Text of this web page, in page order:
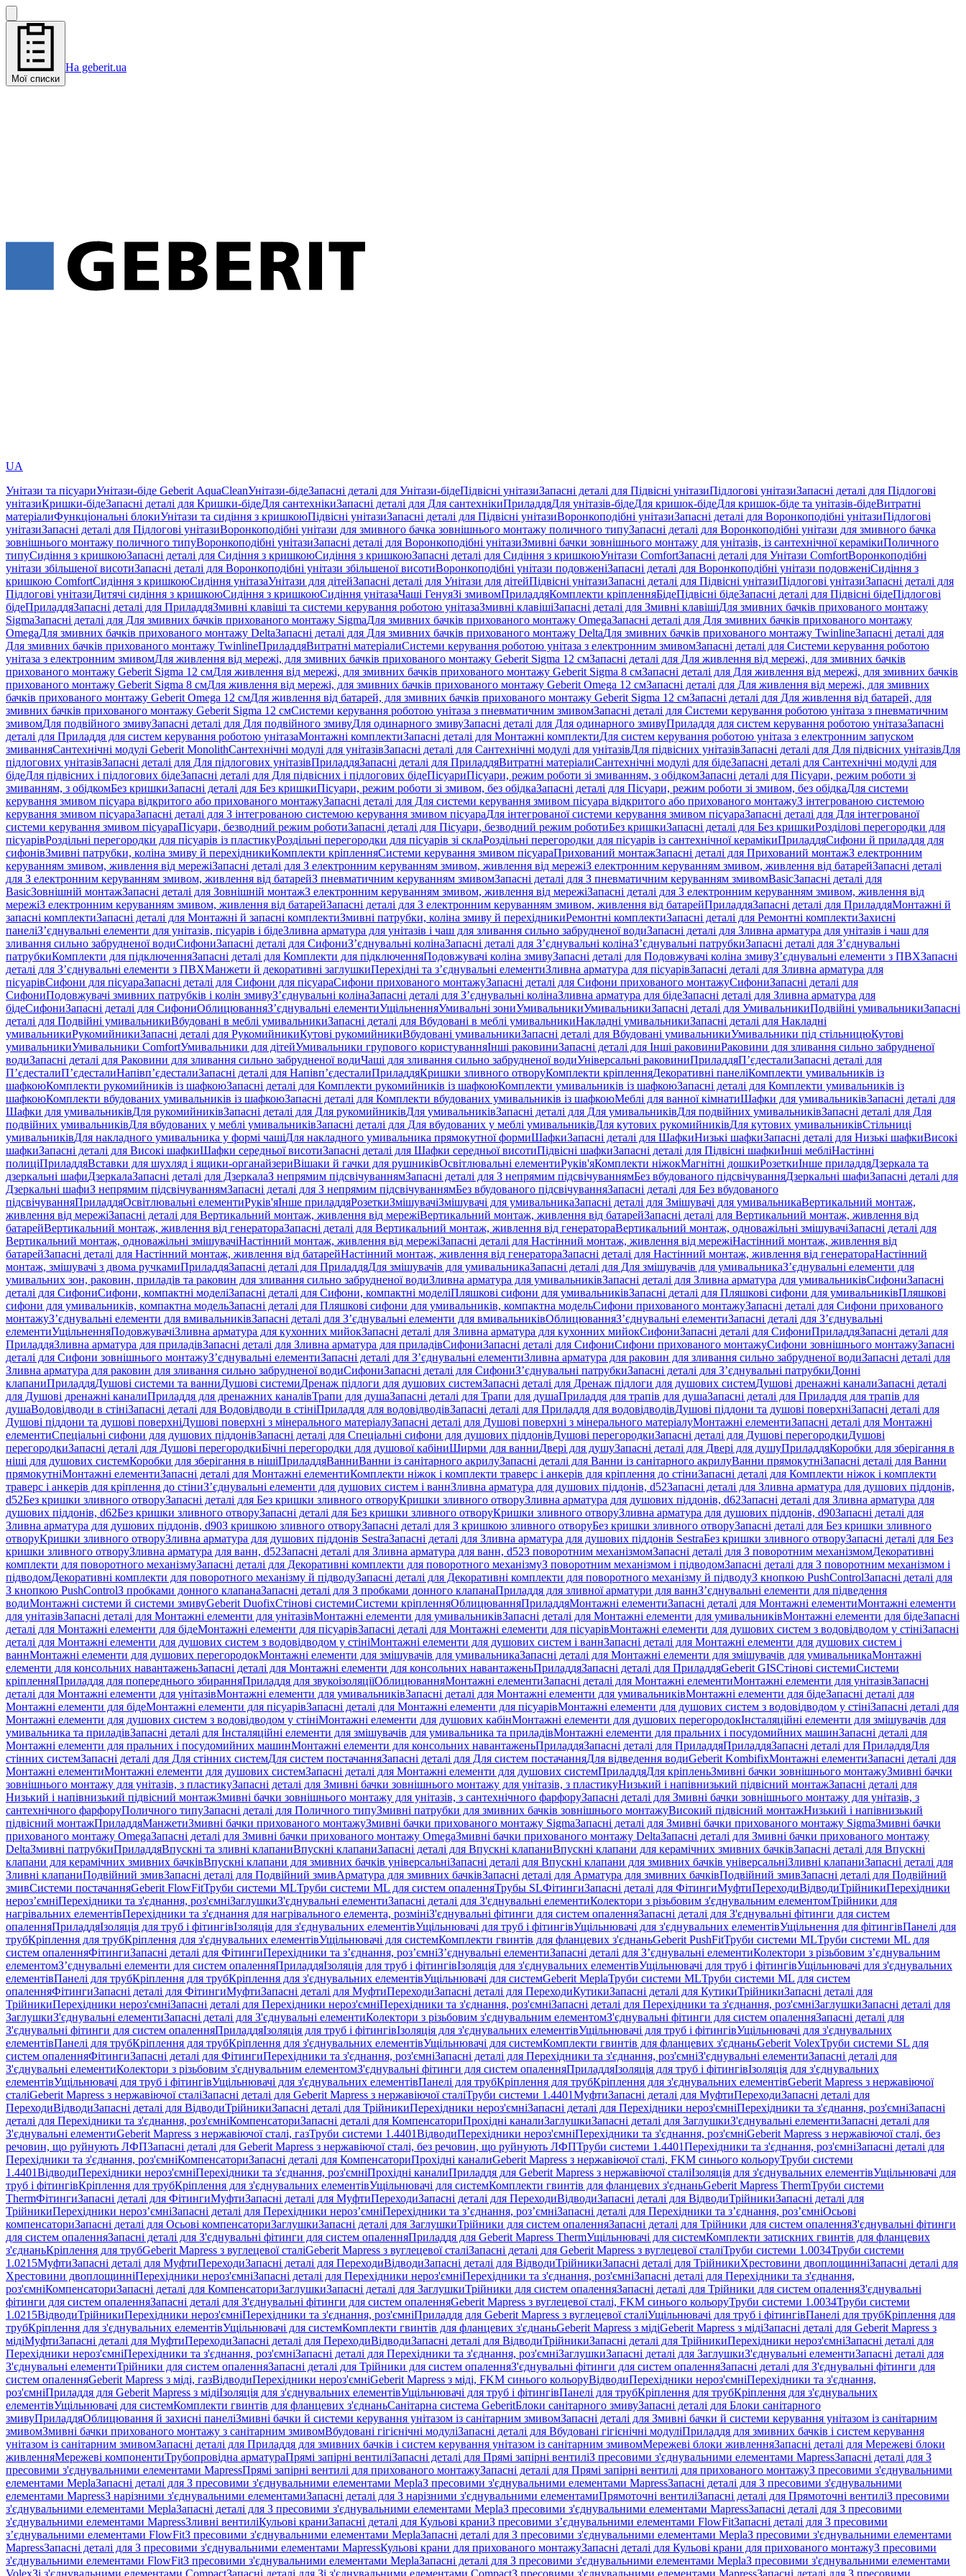
Мої списки
На geberit.ua
UA
Унітази та пісуариУнітази-біде Geberit AquaCleanУнітази-бідеЗапасні деталі для Унітази-бідеПідвісні унітазиЗапасні деталі для Підвісні унітазиПідлогові унітазиЗапасні деталі для Підлогові
унітазиКришки-бідеЗапасні деталі для Кришки-бідеДля сантехнікиЗапасні деталі для Для сантехнікиПриладдяДля унітазів-бідеДля кришок-бідеДля кришок-біде та унітазів-бідеВитратні
матеріалиФункціональні блокиУнітази та сидіння з кришкоюПідвісні унітазиЗапасні деталі для Підвісні унітазиВоронкоподібні унітазиЗапасні деталі для Воронкоподібні унітазиПідлогові
унітазиЗапасні деталі для Підлогові унітазиВоронкоподібні унітази для змивного бачка зовнішнього монтажу поличного типуЗапасні деталі для Воронкоподібні унітази для змивного бачка
зовнішнього монтажу поличного типуВоронкоподібні унітазиЗапасні деталі для Воронкоподібні унітазиЗмивні бачки зовнішнього монтажу для унітазів, із сантехнічної керамікиПоличного
типуСидіння з кришкоюЗапасні деталі для Сидіння з кришкоюСидіння з кришкоюЗапасні деталі для Сидіння з кришкоюУнітази ComfortЗапасні деталі для Унітази ComfortВоронкоподібні
унітази збільшеної висотиЗапасні деталі для Воронкоподібні унітази збільшеної висотиВоронкоподібні унітази подовженіЗапасні деталі для Воронкоподібні унітази подовженіСидіння з
кришкою ComfortСидіння з кришкоюСидіння унітазаУнітази для дітейЗапасні деталі для Унітази для дітейПідвісні унітазиЗапасні деталі для Підвісні унітазиПідлогові унітазиЗапасні деталі для
Підлогові унітазиДитячі сидіння з кришкоюСидіння з кришкоюСидіння унітазаЧаші ГенуяЗі змивомПриладдяКомплекти кріпленняБідеПідвісні бідеЗапасні деталі для Підвісні бідеПідлогові
бідеПриладдяЗапасні деталі для ПриладдяЗмивні клавіші та системи керування роботою унітазаЗмивні клавішіЗапасні деталі для Змивні клавішіДля змивних бачків прихованого монтажу
SigmaЗапасні деталі для Для змивних бачків прихованого монтажу SigmaДля змивних бачків прихованого монтажу OmegaЗапасні деталі для Для змивних бачків прихованого монтажу
OmegaДля змивних бачків прихованого монтажу DeltaЗапасні деталі для Для змивних бачків прихованого монтажу DeltaДля змивних бачків прихованого монтажу TwinlineЗапасні деталі для
Для змивних бачків прихованого монтажу TwinlineПриладдяВитратні матеріалиСистеми керування роботою унітаза з електронним змивомЗапасні деталі для Системи керування роботою
унітаза з електронним змивомДля живлення від мережі, для змивних бачків прихованого монтажу Geberit Sigma 12 смЗапасні деталі для Для живлення від мережі, для змивних бачків
прихованого монтажу Geberit Sigma 12 смДля живлення від мережі, для змивних бачків прихованого монтажу Geberit Sigma 8 смЗапасні деталі для Для живлення від мережі, для змивних бачків
прихованого монтажу Geberit Sigma 8 смДля живлення від мережі, для змивних бачків прихованого монтажу Geberit Omega 12 смЗапасні деталі для Для живлення від мережі, для змивних
бачків прихованого монтажу Geberit Omega 12 смДля живлення від батарей, для змивних бачків прихованого монтажу Geberit Sigma 12 смЗапасні деталі для Для живлення від батарей, для
змивних бачків прихованого монтажу Geberit Sigma 12 смСистеми керування роботою унітаза з пневматичним змивомЗапасні деталі для Системи керування роботою унітаза з пневматичним
змивомДля подвійного змивуЗапасні деталі для Для подвійного змивуДля одинарного змивуЗапасні деталі для Для одинарного змивуПриладдя для систем керування роботою унітазаЗапасні
деталі для Приладдя для систем керування роботою унітазаМонтажні комплектиЗапасні деталі для Монтажні комплектиДля систем керування роботою унітаза з електронним запуском
змиванняСантехнічні модулі Geberit MonolithСантехнічні модулі для унітазівЗапасні деталі для Сантехнічні модулі для унітазівДля підвісних унітазівЗапасні деталі для Для підвісних унітазівДля
підлогових унітазівЗапасні деталі для Для підлогових унітазівПриладдяЗапасні деталі для ПриладдяВитратні матеріалиСантехнічні модулі для бідеЗапасні деталі для Сантехнічні модулі для
бідеДля підвісних і підлогових бідеЗапасні деталі для Для підвісних і підлогових бідеПісуариПісуари, режим роботи зі змиванням, з обідкомЗапасні деталі для Пісуари, режим роботи зі
змиванням, з обідкомБез кришкиЗапасні деталі для Без кришкиПісуари, режим роботи зі змивом, без обідкаЗапасні деталі для Пісуари, режим роботи зі змивом, без обідкаДля системи
керування змивом пісуара відкритого або прихованого монтажуЗапасні деталі для Для системи керування змивом пісуара відкритого або прихованого монтажуЗ інтегрованою системою
керування змивом пісуараЗапасні деталі для З інтегрованою системою керування змивом пісуараДля інтегрованої системи керування змивом пісуараЗапасні деталі для Для інтегрованої
системи керування змивом пісуараПісуари, безводний режим роботиЗапасні деталі для Пісуари, безводний режим роботиБез кришкиЗапасні деталі для Без кришкиРозділові перегородки для
пісуарівРоздільні перегородки для пісуарів із пластикуРоздільні перегородки для пісуарів зі склаРоздільні перегородки для пісуарів із сантехнічної керамікиПриладдяСифони й приладдя для
сифонівЗмивні патрубки, коліна змиву й перехідникиКомплекти кріпленняСистеми керування змивом пісуараПрихований монтажЗапасні деталі для Прихований монтажЗ електронним
керуванням змивом, живлення від мережіЗапасні деталі для З електронним керуванням змивом, живлення від мережіЗ електронним керуванням змивом, живлення від батарейЗапасні деталі
для З електронним керуванням змивом, живлення від батарейЗ пневматичним керуванням змивомЗапасні деталі для З пневматичним керуванням змивомBasicЗапасні деталі для
BasicЗовнішній монтажЗапасні деталі для Зовнішній монтажЗ електронним керуванням змивом, живлення від мережіЗапасні деталі для З електронним керуванням змивом, живлення від
мережіЗ електронним керуванням змивом, живлення від батарейЗапасні деталі для З електронним керуванням змивом, живлення від батарейПриладдяЗапасні деталі для ПриладдяМонтажні й
запасні комплектиЗапасні деталі для Монтажні й запасні комплектиЗмивні патрубки, коліна змиву й перехідникиРемонтні комплектиЗапасні деталі для Ремонтні комплектиЗахисні
панеліЗ’єднувальні елементи для унітазів, пісуарів і бідеЗливна арматура для унітазів і чаш для зливання сильно забрудненої водиЗапасні деталі для Зливна арматура для унітазів і чаш для
зливання сильно забрудненої водиСифониЗапасні деталі для СифониЗ’єднувальні колінаЗапасні деталі для З’єднувальні колінаЗ’єднувальні патрубкиЗапасні деталі для З’єднувальні
патрубкиКомплекти для підключенняЗапасні деталі для Комплекти для підключенняПодовжувачі коліна змивуЗапасні деталі для Подовжувачі коліна змивуЗ’єднувальні елементи з ПВХЗапасні
деталі для З’єднувальні елементи з ПВХМанжети й декоративні заглушкиПерехідні та з’єднувальні елементиЗливна арматура для пісуарівЗапасні деталі для Зливна арматура для
пісуарівСифони для пісуараЗапасні деталі для Сифони для пісуараСифони прихованого монтажуЗапасні деталі для Сифони прихованого монтажуСифониЗапасні деталі для
СифониПодовжувачі змивних патрубків і колін змивуЗ’єднувальні колінаЗапасні деталі для З’єднувальні колінаЗливна арматура для бідеЗапасні деталі для Зливна арматура для
бідеСифониЗапасні деталі для СифониОблицюванняЗ’єднувальні елементиУщільненняУмивальні зониУмивальникиУмивальникиЗапасні деталі для УмивальникиПодвійні умивальникиЗапасні
деталі для Подвійні умивальникиВбудовані в меблі умивальникиЗапасні деталі для Вбудовані в меблі умивальникиНакладні умивальникиЗапасні деталі для Накладні
умивальникиРукомийникиЗапасні деталі для РукомийникиКутові рукомийникиВбудовані умивальникиЗапасні деталі для Вбудовані умивальникиУмивальники під стільницюКутові
умивальникиУмивальники ComfortУмивальники для дітейУмивальники групового користуванняІнші раковиниЗапасні деталі для Інші раковиниРаковини для зливання сильно забрудненої
водиЗапасні деталі для Раковини для зливання сильно забрудненої водиЧаші для зливання сильно забрудненої водиУніверсальні раковиниПриладдяП’єдесталиЗапасні деталі для
П’єдесталиП’єдесталиНапівп’єдесталиЗапасні деталі для Напівп’єдесталиПриладдяКришки зливного отворуКомплекти кріпленняДекоративні панеліКомплекти умивальників із
шафкоюКомплекти рукомийників із шафкоюЗапасні деталі для Комплекти рукомийників із шафкоюКомплекти умивальників із шафкоюЗапасні деталі для Комплекти умивальників із
шафкоюКомплекти вбудованих умивальників із шафкоюЗапасні деталі для Комплекти вбудованих умивальників із шафкоюМеблі для ванної кімнатиШафки для умивальниківЗапасні деталі для
Шафки для умивальниківДля рукомийниківЗапасні деталі для Для рукомийниківДля умивальниківЗапасні деталі для Для умивальниківДля подвійних умивальниківЗапасні деталі для Для
подвійних умивальниківДля вбудованих у меблі умивальниківЗапасні деталі для Для вбудованих у меблі умивальниківДля кутових рукомийниківДля кутових умивальниківСтільниці
умивальниківДля накладного умивальника у формі чашіДля накладного умивальника прямокутної формиШафкиЗапасні деталі для ШафкиНизькі шафкиЗапасні деталі для Низькі шафкиВисокі
шафкиЗапасні деталі для Високі шафкиШафки середньої висотиЗапасні деталі для Шафки середньої висотиПідвісні шафкиЗапасні деталі для Підвісні шафкиІнші мебліНастінні
полиціПриладдяВставки для шухляд і ящики-органайзериВішаки й гачки для рушниківОсвітлювальні елементиРуків'яКомплекти ніжокМагнітні дошкиРозеткиІнше приладдяДзеркала та
дзеркальні шафиДзеркалаЗапасні деталі для ДзеркалаЗ непрямим підсвічуваннямЗапасні деталі для З непрямим підсвічуваннямБез вбудованого підсвічуванняДзеркальні шафиЗапасні деталі для
Дзеркальні шафиЗ непрямим підсвічуваннямЗапасні деталі для З непрямим підсвічуваннямБез вбудованого підсвічуванняЗапасні деталі для Без вбудованого
підсвічуванняПриладдяОсвітлювальні елементиРуків'яІнше приладдяРозеткиЗмішувачіЗмішувачі для умивальникаЗапасні деталі для Змішувачі для умивальникаВертикальний монтаж,
живлення від мережіЗапасні деталі для Вертикальний монтаж, живлення від мережіВертикальний монтаж, живлення від батарейЗапасні деталі для Вертикальний монтаж, живлення від
батарейВертикальний монтаж, живлення від генератораЗапасні деталі для Вертикальний монтаж, живлення від генератораВертикальний монтаж, одноважільні змішувачіЗапасні деталі для
Вертикальний монтаж, одноважільні змішувачіНастінний монтаж, живлення від мережіЗапасні деталі для Настінний монтаж, живлення від мережіНастінний монтаж, живлення від
батарейЗапасні деталі для Настінний монтаж, живлення від батарейНастінний монтаж, живлення від генератораЗапасні деталі для Настінний монтаж, живлення від генератораНастінний
монтаж, змішувачі з двома ручкамиПриладдяЗапасні деталі для ПриладдяДля змішувачів для умивальникаЗапасні деталі для Для змішувачів для умивальникаЗ’єднувальні елементи для
умивальних зон, раковин, приладів та раковин для зливання сильно забрудненої водиЗливна арматура для умивальниківЗапасні деталі для Зливна арматура для умивальниківСифониЗапасні
деталі для СифониСифони, компактні моделіЗапасні деталі для Сифони, компактні моделіПляшкові сифони для умивальниківЗапасні деталі для Пляшкові сифони для умивальниківПляшкові
сифони для умивальників, компактна модельЗапасні деталі для Пляшкові сифони для умивальників, компактна модельСифони прихованого монтажуЗапасні деталі для Сифони прихованого
монтажуЗ’єднувальні елементи для вмивальниківЗапасні деталі для З’єднувальні елементи для вмивальниківОблицюванняЗ’єднувальні елементиЗапасні деталі для З’єднувальні
елементиУщільненняПодовжувачіЗливна арматура для кухонних мийокЗапасні деталі для Зливна арматура для кухонних мийокСифониЗапасні деталі для СифониПриладдяЗапасні деталі для
ПриладдяЗливна арматура для приладівЗапасні деталі для Зливна арматура для приладівСифониЗапасні деталі для СифониСифони прихованого монтажуСифони зовнішнього монтажуЗапасні
деталі для Сифони зовнішнього монтажуЗ’єднувальні елементиЗапасні деталі для З’єднувальні елементиЗливна арматура для раковин для зливання сильно забрудненої водиЗапасні деталі для
Зливна арматура для раковин для зливання сильно забрудненої водиСифониЗапасні деталі для СифониЗ’єднувальні патрубкиЗапасні деталі для З’єднувальні патрубкиДонні
клапаниПриладдяДушові системи та ванниДушові системиДренаж підлоги для душових системЗапасні деталі для Дренаж підлоги для душових системДушові дренажні каналиЗапасні деталі
для Душові дренажні каналиПриладдя для дренажних каналівТрапи для душаЗапасні деталі для Трапи для душаПриладдя для трапів для душаЗапасні деталі для Приладдя для трапів для
душаВодовідводи в стініЗапасні деталі для Водовідводи в стініПриладдя для водовідводівЗапасні деталі для Приладдя для водовідводівДушові піддони та душові поверхніЗапасні деталі для
Душові піддони та душові поверхніДушові поверхні з мінерального матеріалуЗапасні деталі для Душові поверхні з мінерального матеріалуМонтажні елементиЗапасні деталі для Монтажні
елементиСпеціальні сифони для душових піддонівЗапасні деталі для Спеціальні сифони для душових піддонівДушові перегородкиЗапасні деталі для Душові перегородкиДушові
перегородкиЗапасні деталі для Душові перегородкиБічні перегородки для душової кабіниШирми для ванниДвері для душуЗапасні деталі для Двері для душуПриладдяКоробки для зберігання в
ніші для душових системКоробки для зберігання в нішіПриладдяВанниВанни із санітарного акрилуЗапасні деталі для Ванни із санітарного акрилуВанни прямокутніЗапасні деталі для Ванни
прямокутніМонтажні елементиЗапасні деталі для Монтажні елементиКомплекти ніжок і комплекти траверс і анкерів для кріплення до стіниЗапасні деталі для Комплекти ніжок і комплекти
траверс і анкерів для кріплення до стіниЗ’єднувальні елементи для душових систем і ваннЗливна арматура для душових піддонів, d52Запасні деталі для Зливна арматура для душових піддонів,
d52Без кришки зливного отворуЗапасні деталі для Без кришки зливного отворуКришки зливного отворуЗливна арматура для душових піддонів, d62Запасні деталі для Зливна арматура для
душових піддонів, d62Без кришки зливного отворуЗапасні деталі для Без кришки зливного отворуКришки зливного отворуЗливна арматура для душових піддонів, d90Запасні деталі для
Зливна арматура для душових піддонів, d90З кришкою зливного отворуЗапасні деталі для З кришкою зливного отворуБез кришки зливного отворуЗапасні деталі для Без кришки зливного
отворуКришки зливного отворуЗливна арматура для душових піддонів SestraЗапасні деталі для Зливна арматура для душових піддонів SestraБез кришки зливного отворуЗапасні деталі для Без
кришки зливного отворуЗливна арматура для ванн, d52Запасні деталі для Зливна арматура для ванн, d52З поворотним механізмомЗапасні деталі для З поворотним механізмомДекоративні
комплекти для поворотного механізмуЗапасні деталі для Декоративні комплекти для поворотного механізмуЗ поворотним механізмом і підводомЗапасні деталі для З поворотним механізмом і
підводомДекоративні комплекти для поворотного механізму й підводуЗапасні деталі для Декоративні комплекти для поворотного механізму й підводуЗ кнопкою PushControlЗапасні деталі для
З кнопкою PushControlЗ пробками донного клапанаЗапасні деталі для З пробками донного клапанаПриладдя для зливної арматури для ваннЗ’єднувальні елементи для підведення
водиМонтажні системи й системи змивуGeberit DuofixСтінові системиСистеми кріпленняОблицюванняПриладдяМонтажні елементиЗапасні деталі для Монтажні елементиМонтажні елементи
для унітазівЗапасні деталі для Монтажні елементи для унітазівМонтажні елементи для умивальниківЗапасні деталі для Монтажні елементи для умивальниківМонтажні елементи для бідеЗапасні
деталі для Монтажні елементи для бідеМонтажні елементи для пісуарівЗапасні деталі для Монтажні елементи для пісуарівМонтажні елементи для душових систем з водовідводом у стініЗапасні
деталі для Монтажні елементи для душових систем з водовідводом у стініМонтажні елементи для душових систем і ваннЗапасні деталі для Монтажні елементи для душових систем і
ваннМонтажні елементи для душових перегородокМонтажні елементи для змішувачів для умивальникаЗапасні деталі для Монтажні елементи для змішувачів для умивальникаМонтажні
елементи для консольних навантаженьЗапасні деталі для Монтажні елементи для консольних навантаженьПриладдяЗапасні деталі для ПриладдяGeberit GISСтінові системиСистеми
кріпленняПриладдя для попереднього збиранняПриладдя для звукоізоляціїОблицюванняМонтажні елементиЗапасні деталі для Монтажні елементиМонтажні елементи для унітазівЗапасні
деталі для Монтажні елементи для унітазівМонтажні елементи для умивальниківЗапасні деталі для Монтажні елементи для умивальниківМонтажні елементи для бідеЗапасні деталі для
Монтажні елементи для бідеМонтажні елементи для пісуарівЗапасні деталі для Монтажні елементи для пісуарівМонтажні елементи для душових систем з водовідводом у стініЗапасні деталі для
Монтажні елементи для душових систем з водовідводом у стініМонтажні елементи для душових кабінМонтажні елементи для душових перегородокІнсталяційні елементи для змішувачів для
умивальника та приладівЗапасні деталі для Інсталяційні елементи для змішувачів для умивальника та приладівМонтажні елементи для пральних і посудомийних машинЗапасні деталі для
Монтажні елементи для пральних і посудомийних машинМонтажні елементи для консольних навантаженьПриладдяЗапасні деталі для ПриладдяПриладдяЗапасні деталі для ПриладдяДля
стінних системЗапасні деталі для Для стінних системДля систем постачанняЗапасні деталі для Для систем постачанняДля відведення водиGeberit KombifixМонтажні елементиЗапасні деталі для
Монтажні елементиМонтажні елементи для душових системЗапасні деталі для Монтажні елементи для душових системПриладдяДля кріпленьЗмивні бачки зовнішнього монтажуЗмивні бачки
зовнішнього монтажу для унітазів, з пластикуЗапасні деталі для Змивні бачки зовнішнього монтажу для унітазів, з пластикуНизький і напівнизький підвісний монтажЗапасні деталі для
Низький і напівнизький підвісний монтажЗмивні бачки зовнішнього монтажу для унітазів, з сантехнічного фарфоруЗапасні деталі для Змивні бачки зовнішнього монтажу для унітазів, з
сантехнічного фарфоруПоличного типуЗапасні деталі для Поличного типуЗмивні патрубки для змивних бачків зовнішнього монтажуВисокий підвісний монтажНизький і напівнизький
підвісний монтажПриладдяМанжетиЗмивні бачки прихованого монтажуЗмивні бачки прихованого монтажу SigmaЗапасні деталі для Змивні бачки прихованого монтажу SigmaЗмивні бачки
прихованого монтажу OmegaЗапасні деталі для Змивні бачки прихованого монтажу OmegaЗмивні бачки прихованого монтажу DeltaЗапасні деталі для Змивні бачки прихованого монтажу
DeltaЗмивні патрубкиПриладдяВпускні та зливні клапаниВпускні клапаниЗапасні деталі для Впускні клапаниВпускні клапани для керамічних змивних бачківЗапасні деталі для Впускні
клапани для керамічних змивних бачківВпускні клапани для змивних бачків універсальніЗапасні деталі для Впускні клапани для змивних бачків універсальніЗливні клапаниЗапасні деталі для
Зливні клапаниПодвійний змивЗапасні деталі для Подвійний змивАрматура для змивних бачкiвЗапасні деталі для Арматура для змивних бачкiвПодвійний змивЗапасні деталі для Подвійний
змивСистеми постачанняGeberit FlowFitТруби системи MLТруби системи ML для систем опаленняТрубы SLФітингиЗапасні деталі для ФітингиМуфтиПереходиВідводиТрійникиПерехідники
нероз’ємніПерехідники та з'єднання, роз'ємніЗаглушкиЗ'єднувальні елементиЗапасні деталі для З'єднувальні елементиКолектори з різьбовим з'єднувальним елементомТрійники для
нагрівальних елементівПерехідники та з'єднання для нагрівального елемента, розмініЗ'єднувальні фітинги для систем опаленняЗапасні деталі для З'єднувальні фітинги для систем
опаленняПриладдяІзоляція для труб і фітингівІзоляція для з'єднувальних елементівУщільнювачі для труб і фітингівУщільнювачі для з'єднувальних елементівУщільнення для фітингівПанелі для
трубКріплення для трубКріплення для з'єднувальних елементівУщільнювачі для системКомплекти гвинтів для фланцевих з'єднаньGeberit PushFitТруби системи MLТруби системи ML для
систем опаленняФітингиЗапасні деталі для ФітингиПерехідники та з’єднання, роз’ємніЗ’єднувальні елементиЗапасні деталі для З’єднувальні елементиКолектори з різьбовим з’єднувальним
елементомЗ’єднувальні елементи для систем опаленняПриладдяІзоляція для труб і фітингівІзоляція для з'єднувальних елементівУщільнювачі для труб і фітингівУщільнювачі для з'єднувальних
елементівПанелі для трубКріплення для трубКріплення для з'єднувальних елементівУщільнювачі для системGeberit MeplaТруби системи MLТруби системи ML для систем
опаленняФітингиЗапасні деталі для ФітингиМуфтиЗапасні деталі для МуфтиПереходиЗапасні деталі для ПереходиКутикиЗапасні деталі для КутикиТрійникиЗапасні деталі для
ТрійникиПерехідники нероз'ємніЗапасні деталі для Перехідники нероз'ємніПерехідники та з'єднання, роз'ємніЗапасні деталі для Перехідники та з'єднання, роз'ємніЗаглушкиЗапасні деталі для
ЗаглушкиЗ'єднувальні елементиЗапасні деталі для З'єднувальні елементиКолектори з різьбовим з'єднувальним елементомЗ'єднувальні фітинги для систем опаленняЗапасні деталі для
З'єднувальні фітинги для систем опаленняПриладдяІзоляція для труб і фітингівІзоляція для з'єднувальних елементівУщільнювачі для труб і фітингівУщільнювачі для з'єднувальних
елементівПанелі для трубКріплення для трубКріплення для з'єднувальних елементівУщільнювачі для системКомплекти гвинтів для фланцевих з'єднаньGeberit VolexТруби системи SL для
систем опаленняФітингиЗапасні деталі для ФітингиПерехідники та з'єднання, роз'ємніЗапасні деталі для Перехідники та з'єднання, роз'ємніЗ'єднувальні елементиЗапасні деталі для
З'єднувальні елементиКолектори з різьбовим з'єднувальним елементомЗ'єднувальні фітинги для систем опаленняПриладдяІзоляція для труб і фітингівІзоляція для з'єднувальних
елементівУщільнювачі для труб і фітингівУщільнювачі для з'єднувальних елементівПанелі для трубКріплення для трубКріплення для з'єднувальних елементівGeberit Mapress з нержавіючої
сталіGeberit Mapress з нержавіючої сталіЗапасні деталі для Geberit Mapress з нержавіючої сталіТруби системи 1.4401МуфтиЗапасні деталі для МуфтиПереходиЗапасні деталі для
ПереходиВідводиЗапасні деталі для ВідводиТрійникиЗапасні деталі для ТрійникиПерехідники нероз'ємніЗапасні деталі для Перехідники нероз'ємніПерехідники та з'єднання, роз'ємніЗапасні
деталі для Перехідники та з'єднання, роз'ємніКомпенсаториЗапасні деталі для КомпенсаториПрохідні каналиЗаглушкиЗапасні деталі для ЗаглушкиЗ'єднувальні елементиЗапасні деталі для
З'єднувальні елементиGeberit Mapress з нержавіючої сталі, газТруби системи 1.4401ВідводиПерехідники нероз'ємніПерехідники та з'єднання, роз'ємніGeberit Mapress з нержавіючої сталі, без
речовин, що руйнують ЛФПЗапасні деталі для Geberit Mapress з нержавіючої сталі, без речовин, що руйнують ЛФПТруби системи 1.4401Перехідники та з'єднання, роз'ємніЗапасні деталі для
Перехідники та з'єднання, роз'ємніКомпенсаториЗапасні деталі для КомпенсаториПрохідні каналиGeberit Mapress з нержавіючої сталі, FKM синього кольоруТруби системи
1.4401ВідводиПерехідники нероз'ємніПерехідники та з'єднання, роз'ємніПрохідні каналиПриладдя для Geberit Mapress з нержавіючої сталіІзоляція для з'єднувальних елементівУщільнювачі для
труб і фітингівКріплення для трубКріплення для з'єднувальних елементівУщільнювачі для системКомплекти гвинтів для фланцевих з'єднаньGeberit Mapress ThermТруби системи
ThermФітингиЗапасні деталі для ФітингиМуфтиЗапасні деталі для МуфтиПереходиЗапасні деталі для ПереходиВідводиЗапасні деталі для ВідводиТрійникиЗапасні деталі для
ТрійникиПерехідники нероз’ємніЗапасні деталі для Перехідники нероз’ємніПерехідники та з’єднання, роз’ємніЗапасні деталі для Перехідники та з’єднання, роз’ємніОсьові
компенсаториЗапасні деталі для Осьові компенсаториЗаглушкиЗапасні деталі для ЗаглушкиТрійники для систем опаленняЗапасні деталі для Трійники для систем опаленняЗ'єднувальні фітинги
для систем опаленняЗапасні деталі для З'єднувальні фітинги для систем опаленняПриладдя для Geberit Mapress ThermУщільнювачі для системКомплекти затискних гвинтів для фланцевих
з'єднаньКріплення для трубGeberit Mapress з вуглецевої сталіGeberit Mapress з вуглецевої сталіЗапасні деталі для Geberit Mapress з вуглецевої сталіТруби системи 1.0034Труби системи
1.0215МуфтиЗапасні деталі для МуфтиПереходиЗапасні деталі для ПереходиВідводиЗапасні деталі для ВідводиТрійникиЗапасні деталі для ТрійникиХрестовини двоплощинніЗапасні деталі для
Хрестовини двоплощинніПерехідники нероз'ємніЗапасні деталі для Перехідники нероз'ємніПерехідники та з'єднання, роз'ємніЗапасні деталі для Перехідники та з'єднання,
роз'ємніКомпенсаториЗапасні деталі для КомпенсаториЗаглушкиЗапасні деталі для ЗаглушкиТрійники для систем опаленняЗапасні деталі для Трійники для систем опаленняЗ'єднувальні
фітинги для систем опаленняЗапасні деталі для З'єднувальні фітинги для систем опаленняGeberit Mapress з вуглецевої сталі, FKM синього кольоруТруби системи 1.0034Труби системи
1.0215ВідводиТрійникиПерехідники нероз'ємніПерехідники та з'єднання, роз'ємніПриладдя для Geberit Mapress з вуглецевої сталіУщільнювачі для труб і фітингівПанелі для трубКріплення для
трубКріплення для з'єднувальних елементівУщільнювачі для системКомплекти гвинтів для фланцевих з'єднаньGeberit Mapress з мідіGeberit Mapress з мідіЗапасні деталі для Geberit Mapress з
мідіМуфтиЗапасні деталі для МуфтиПереходиЗапасні деталі для ПереходиВідводиЗапасні деталі для ВідводиТрійникиЗапасні деталі для ТрійникиПерехідники нероз'ємніЗапасні деталі для
Перехідники нероз'ємніПерехідники та з'єднання, роз'ємніЗапасні деталі для Перехідники та з'єднання, роз'ємніЗаглушкиЗапасні деталі для ЗаглушкиЗ'єднувальні елементиЗапасні деталі для
З'єднувальні елементиТрійники для систем опаленняЗапасні деталі для Трійники для систем опаленняЗ'єднувальні фітинги для систем опаленняЗапасні деталі для З'єднувальні фітинги для
систем опаленняGeberit Mapress з міді, газВідводиПерехідники нероз'ємніGeberit Mapress з міді, FKM синього кольоруВідводиПерехідники нероз'ємніПерехідники та з'єднання,
роз'ємніПриладдя для Geberit Mapress з мідіІзоляція для з'єднувальних елементівУщільнювачі для труб і фітингівПанелі для трубКріплення для трубКріплення для з'єднувальних
елементівУщільнювачі для системКомплекти гвинтів для фланцевих з'єднаньСанітарна система GeberitБлоки санітарного змивуЗапасні деталі для Блоки санітарного
змивуПриладдяОблицювання й захисні панеліЗмивні бачки й системи керування унітазом із санітарним змивомЗапасні деталі для Змивні бачки й системи керування унітазом із санітарним
змивомЗмивні бачки прихованого монтажу з санітарним змивомВбудовані гігієнічні модуліЗапасні деталі для Вбудовані гігієнічні модуліПриладдя для змивних бачків і систем керування
унітазом із санітарним змивомЗапасні деталі для Приладдя для змивних бачків і систем керування унітазом із санітарним змивомМережеві блоки живленняЗапасні деталі для Мережеві блоки
живленняМережеві компонентиТрубопровідна арматураПрямі запірні вентиліЗапасні деталі для Прямі запірні вентиліЗ пресовими з'єднувальними елементами MapressЗапасні деталі для З
пресовими з'єднувальними елементами MapressПрямі запірні вентилі для прихованого монтажуЗапасні деталі для Прямі запірні вентилі для прихованого монтажуЗ пресовими з'єднувальними
елементами MeplaЗапасні деталі для З пресовими з'єднувальними елементами MeplaЗ пресовими з'єднувальними елементами MapressЗапасні деталі для З пресовими з'єднувальними
елементами MapressЗ нарізними з'єднувальними елементамиЗапасні деталі для З нарізними з'єднувальними елементамиПрямоточні вентиліЗапасні деталі для Прямоточні вентиліЗ пресовими
з'єднувальними елементами MeplaЗапасні деталі для З пресовими з'єднувальними елементами MeplaЗ пресовими з'єднувальними елементами MapressЗапасні деталі для З пресовими
з'єднувальними елементами MapressЗливні вентиліКульові краниЗапасні деталі для Кульові краниЗ пресовими з’єднувальними елементами FlowFitЗапасні деталі для З пресовими
з’єднувальними елементами FlowFitЗ пресовими з'єднувальними елементами MeplaЗапасні деталі для З пресовими з'єднувальними елементами MeplaЗ пресовими з'єднувальними елементами
MapressЗапасні деталі для З пресовими з'єднувальними елементами MapressКульові крани для прихованого монтажуЗапасні деталі для Кульові крани для прихованого монтажуЗ пресовими
з'єднувальними елементами FlowFitЗ пресовими з'єднувальними елементами MeplaЗапасні деталі для З пресовими з'єднувальними елементами MeplaЗ пресовими з'єднувальними елементами
VolexЗі з'єднувальними елементами CompactЗапасні деталі для Зі з'єднувальними елементами CompactЗ пресовими з'єднувальними елементами MapressЗапасні деталі для З пресовими